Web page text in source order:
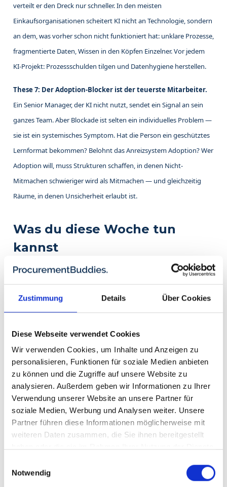
Zustimmung Details Über Cookies
Diese Webseite verwendet Cookies
Wir verwenden Cookies, um Inhalte und Anzeigen zu
personalisieren, Funktionen für soziale Medien anbieten
zu können und die Zugriffe auf unsere Website zu
analysieren. Außerdem geben wir Informationen zu Ihrer
Verwendung unserer Website an unsere Partner für
soziale Medien, Werbung und Analysen weiter. Unsere
Partner führen diese Informationen möglicherweise mit
weiteren Daten zusammen, die Sie ihnen bereitgestellt
Notwendig
verteilt er den Dreck nur schneller. In den meisten
Einkaufsorganisationen scheitert KI nicht an Technologie, sondern
an dem, was vorher schon nicht funktioniert hat: unklare Prozesse,
fragmentierte Daten, Wissen in den Köpfen Einzelner. Vor jedem
KI-Projekt: Prozessschulden tilgen und Datenhygiene herstellen.
These 7: Der Adoption-Blocker ist der teuerste Mitarbeiter.
Ein Senior Manager, der KI nicht nutzt, sendet ein Signal an sein
ganzes Team. Aber Blockade ist selten ein individuelles Problem —
sie ist ein systemisches Symptom. Hat die Person ein geschütztes
Lernformat bekommen? Belohnt das Anreizsystem Adoption? Wer
Adoption will, muss Strukturen schaffen, in denen Nicht-
Mitmachen schwieriger wird als Mitmachen — und gleichzeitig
Räume, in denen Unsicherheit erlaubt ist.
Was du diese Woche tun
kannst
Nimm eine offene Stelle vor
und frage dich:
Schreibe ich die Vergangenheit aus — oder die
Zukunft?
Identifiziere eine ausführende Tätigkeitund
gestaltende Arbeit freizusetzen.
Stell dir die Küchen-Frage:Welche
Prozessschulden stehen einer erfolgreichen KI-
Integration im Weg? Schreib die drei größten auf —
und mach den ersten zum Projekt.
Der Kompetenzvorsprung, den du heute aufbaust, ist morgen die
Wer überlegt, wie er seine Einkaufsorganisation für diese Realität